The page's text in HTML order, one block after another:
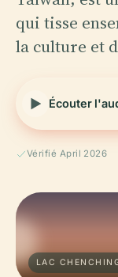
qui tisse
la culture et
Écouter
Vérifié April 2026
LAC